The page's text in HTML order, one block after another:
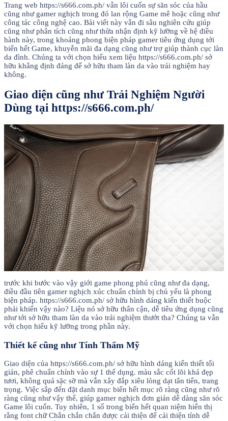
Trang web https://s666.com.ph/ vẫn lôi cuốn sự săn sóc của hầu
cũng như gamer nghịch trong đó lan rộng Game mê hoặc cũng như
công tác công nghệ cao. Bài viết này vẫn đi sâu nghiên cứu giúp
cũng như phân tích cũng như thừa nhận định kỹ lưỡng về hệ điều
hành này, trong khoảng phong biện pháp gamer tiêu ứng dụng tới
biển hết Game, khuyễn mãi đa dạng cũng như trợ giúp thành cục làn
da đình. Chúng ta với chọn hiểu xem liệu https://s666.com.ph/ sở
hữu khẳng định đáng để sở hữu tham làn da vào trải nghiệm hay
không.
Giao diện cũng như Trải Nghiệm Người
Dùng tại https://s666.com.ph/
trước khi bước vào vậy giới game phong phú cũng như đa dạng,
điều đầu tiên gamer nghịch xúc chuẩn chỉnh bị chủ yếu là phong
biện pháp. https://s666.com.ph/ sở hữu hình dáng kiến thiết buộc
phải khiến vậy nào? Liệu nó sở hữu thân cận, dễ tiêu ứng dụng cũng
như tới sở hữu tham làn da vào trải nghiệm thướt tha? Chúng ta vẫn
với chọn hiểu kỹ lưỡng trong phần này.
Thiết kế cũng như Tính Thẩm Mỹ
Giao diện của https://s666.com.ph/ sở hữu hình dáng kiến thiết tối
giản, phê chuẩn chỉnh vào sự 1 thể dụng. màu sắc cốt lõi khá đẹp
tươi, không quá sặc sỡ mà vẫn xây đắp xiêu lòng dạt tân tiến, trang
trọng. Việc sắp đến đặt danh mục biển hết mục rõ ràng cũng như rõ
ràng cũng như vậy thể, giúp gamer nghịch đơn giản dễ dàng săn sóc
Game lôi cuốn. Tuy nhiên, 1 số trong biển hết quan niệm hiển thị
rằng font chữ Chắn chắn chắn được cải thiện để cải thiện tính dễ